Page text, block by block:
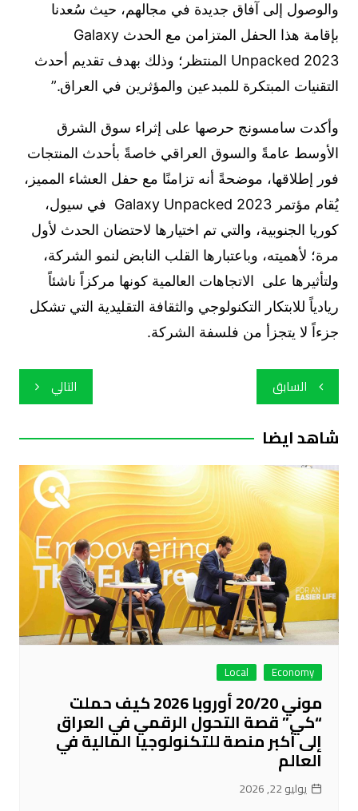
والوصول إلى آفاق جديدة في مجالهم، حيث سُعدنا
بإقامة هذا الحفل المتزامن مع الحدث Galaxy
Unpacked 2023 المنتظر؛ وذلك بهدف تقديم أحدث
التقنيات المبتكرة للمبدعين والمؤثرين في العراق.”
وأكدت سامسونج حرصها على إثراء سوق الشرق
الأوسط عامةً والسوق العراقي خاصةً بأحدث المنتجات
فور إطلاقها، موضحةً أنه تزامنًا مع حفل العشاء المميز،
يُقام مؤتمر Galaxy Unpacked 2023 في سيول،
كوريا الجنوبية، والتي تم اختيارها لاحتضان الحدث لأول
مرة؛ لأهميته، وباعتبارها القلب النابض لنمو الشركة،
ولتأثيرها على الاتجاهات العالمية كونها مركزاً ناشئاً
ريادياً للابتكار التكنولوجي والثقافة التقليدية التي تشكل
جزءاً لا يتجزأ من فلسفة الشركة.
تصفّح
المقالات
السابق التالي
شاهد ايضا
Economy
Local
موني 20/20 أوروبا 2026 كيف حملت
“كي” قصة التحول الرقمي في العراق
إلى أكبر منصة للتكنولوجيا المالية في
العالم
يوليو 22, 2026